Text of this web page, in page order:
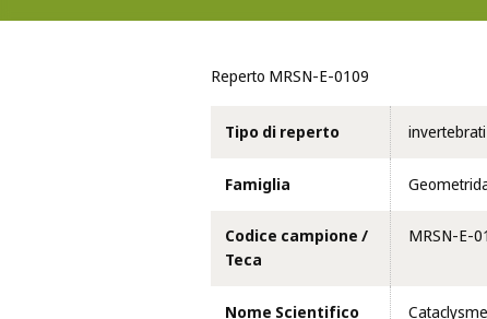
Reperto MRSN-E-0109
Tipo di reperto invertebrati
Famiglia
Codice campione /
Teca
MRSN-E-
Nome Scientifico